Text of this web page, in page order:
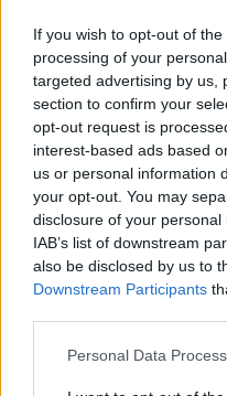
If you wish to opt-out of
processing of your
targeted advertising by us,
section to confirm your
opt-out request is
interest-based ads based
us or personal information
your opt-out. You may
disclosure of your
IAB’s list of downstream
also be disclosed by us to
Downstream Participants
Personal Data
diák nem tett
előtti